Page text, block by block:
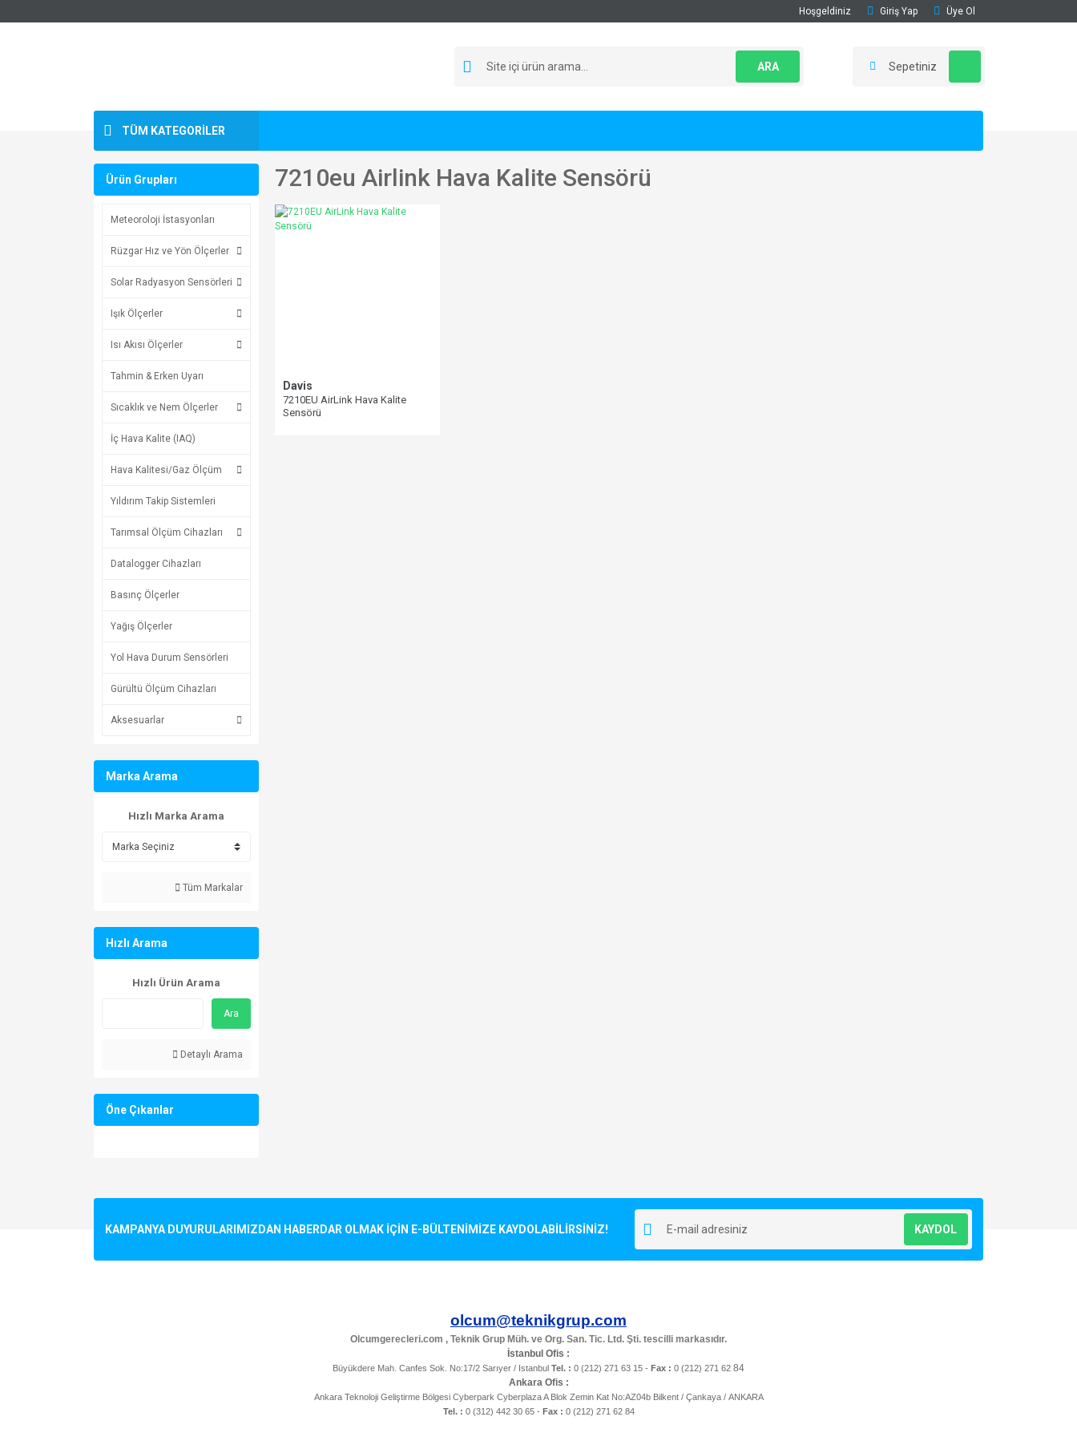
Hoşgeldiniz Giriş Yap Üye Ol
ARA Sepetiniz
TÜM KATEGORİLER
Ürün Grupları
Meteoroloji İstasyonları
Rüzgar Hız ve Yön Ölçerler
Solar Radyasyon Sensörleri
Işık Ölçerler
Isı Akısı Ölçerler
Tahmin & Erken Uyarı
Sıcaklık ve Nem Ölçerler
İç Hava Kalite (IAQ)
Hava Kalitesi/Gaz Ölçüm
Yıldırım Takip Sistemleri
Tarımsal Ölçüm Cihazları
Datalogger Cihazları
Basınç Ölçerler
Yağış Ölçerler
Yol Hava Durum Sensörleri
Gürültü Ölçüm Cihazları
Aksesuarlar
Marka Arama
Hızlı Marka Arama
Tüm Markalar
Hızlı Arama
Hızlı Ürün Arama
Ara
Detaylı Arama
Öne Çıkanlar
7210eu Airlink Hava Kalite Sensörü
Davis
7210EU AirLink Hava Kalite
Sensörü
KAMPANYA DUYURULARIMIZDAN HABERDAR OLMAK İÇİN E-BÜLTENİMİZE KAYDOLABİLİRSİNİZ! KAYDOL
olcum@teknikgrup.com
Olcumgerecleri.com , Teknik Grup Müh. ve Org. San. Tic. Ltd. Şti. tescilli markasıdır.
İstanbul Ofis :
Büyükdere Mah. Canfes Sok. No:17/2 Sarıyer / Istanbul Tel. : 0 (212) 271 63 15 - Fax : 0 (212) 271 62 84
Ankara Ofis :
Ankara Teknoloji Geliştirme Bölgesi Cyberpark Cyberplaza A Blok Zemin Kat No:AZ04b Bilkent / Çankaya / ANKARA
Tel. : 0 (312) 442 30 65 - Fax : 0 (212) 271 62 84